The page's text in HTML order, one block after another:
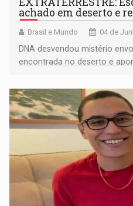
achado em deserto e
Brasil e Mundo 04 de
DNA desvendou mistério
encontrada no deserto e